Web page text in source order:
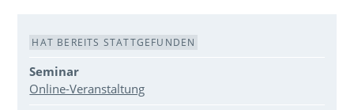
Veranstaltungsdaten
HAT BEREITS STATTGEFUNDEN
Seminar
Online-Veranstaltung